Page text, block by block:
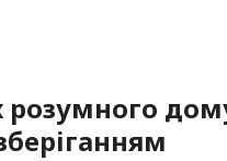
розумного